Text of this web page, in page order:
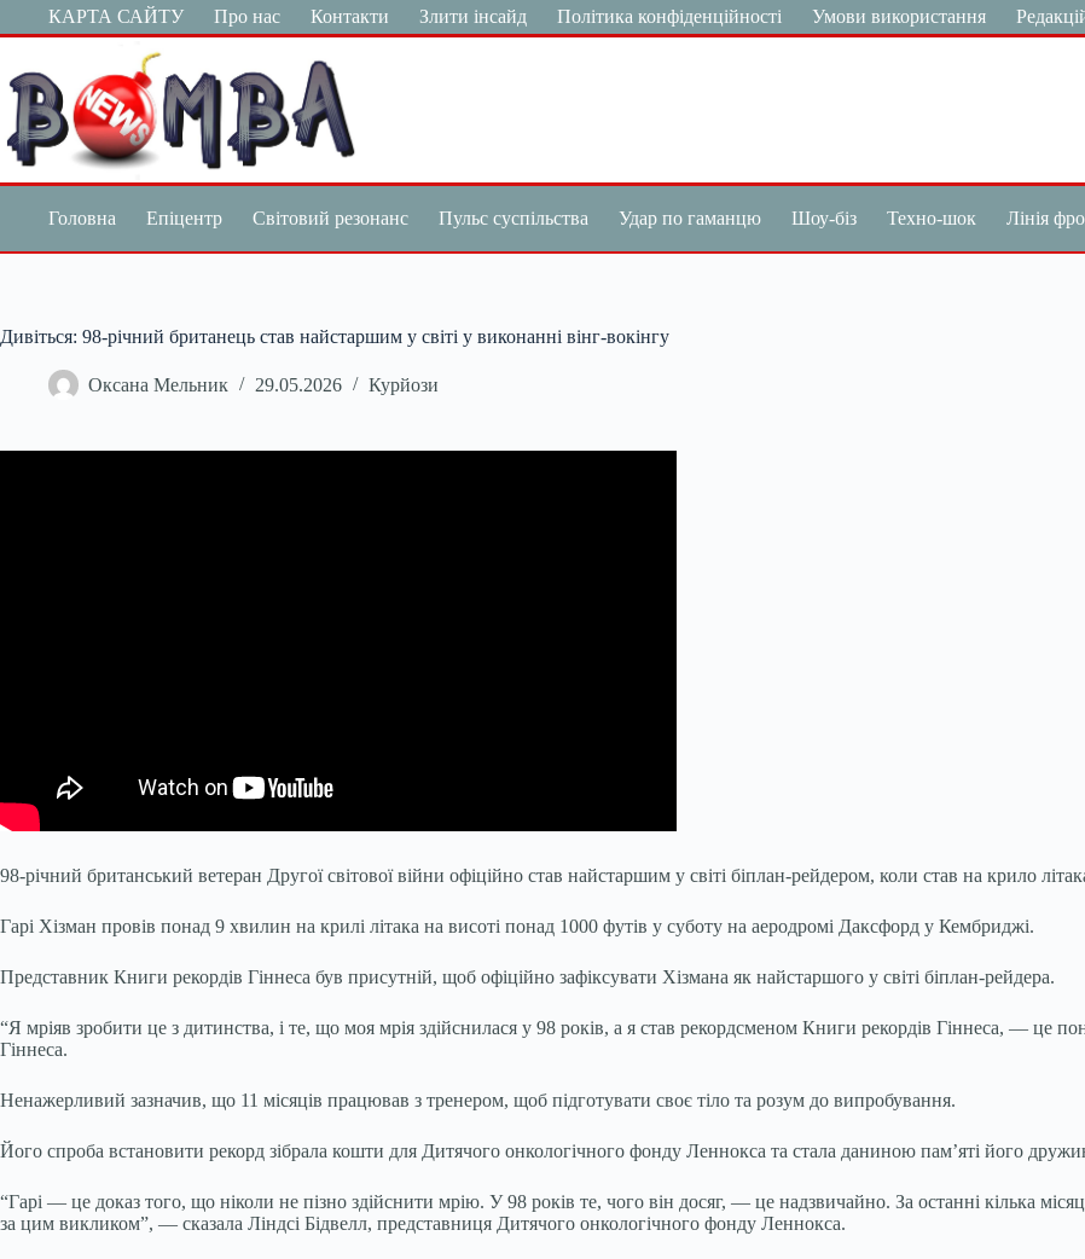
Перейти
до
КАРТА САЙТУ Про нас Контакти Злити інсайд Політика конфіденційності Умови використання
Головна Епіцентр Світовий резонанс Пульс суспільства Удар по гаманцю Шоу-біз Техно-шок Лінія
Дивіться: 98-річний британець став найстаршим у світі у виконанні вінг-вокінгу
Оксана Мельник 29.05.2026 Курйози
98-річний британський ветеран Другої світової війни офіційно став найстаршим у світі біплан-рейдером, коли став на крило
Гарі Хізман провів понад 9 хвилин на крилі літака на висоті понад 1000 футів у суботу на аеродромі Даксфорд у Кембриджі.
Представник Книги рекордів Гіннеса був присутній, щоб офіційно зафіксувати Хізмана як найстаршого у світі біплан-рейдера.
“Я мріяв зробити це з дитинства, і те, що моя мрія здійснилася у 98 років, а я став рекордсменом Книги рекордів Гіннеса, — це
Гіннеса.
Ненажерливий зазначив, що 11 місяців працював з тренером, щоб підготувати своє тіло та розум до випробування.
Його спроба встановити рекорд зібрала кошти для Дитячого онкологічного фонду Леннокса та стала даниною пам’яті його
“Гарі — це доказ того, що ніколи не пізно здійснити мрію. У 98 років те, чого він досяг, — це надзвичайно. За останні кілька
за цим викликом”, — сказала Ліндсі Бідвелл, представниця Дитячого онкологічного фонду Леннокса.